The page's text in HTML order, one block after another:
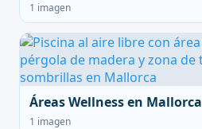
1 imagen
Áreas Wellness en Mallorca
1 imagen